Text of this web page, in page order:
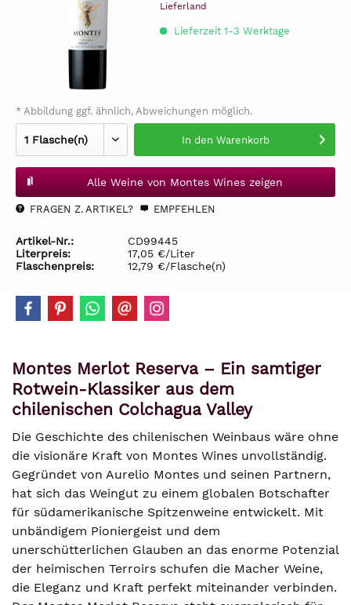
Lieferland
Lieferzeit 1-3 Werktage
* Abbildung ggf. ähnlich, Abweichungen möglich.
In den Warenkorb
Alle Weine von Montes Wines zeigen
FRAGEN Z. ARTIKEL? EMPFEHLEN
Artikel-Nr.:
CD99445
Literpreis:
17,05 €/Liter
Flaschenpreis:
12,79 €/Flasche(n)
Montes Merlot Reserva – Ein samtiger
Rotwein-Klassiker aus dem
chilenischen Colchagua Valley
Die Geschichte des chilenischen Weinbaus wäre ohne
die visionäre Kraft von Montes Wines unvollständig.
Gegründet von Aurelio Montes und seinen Partnern,
hat sich das Weingut zu einem globalen Botschafter
für südamerikanische Spitzenweine entwickelt. Mit
unbändigem Pioniergeist und dem
unerschütterlichen Glauben an das enorme Potenzial
der heimischen Terroirs schufen die Macher Weine,
die Eleganz und Kraft perfekt miteinander verbinden.